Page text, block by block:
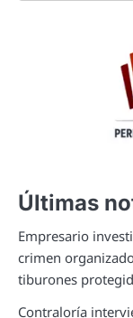
Últimas
Empresario
crimen
tiburones
Contraloría